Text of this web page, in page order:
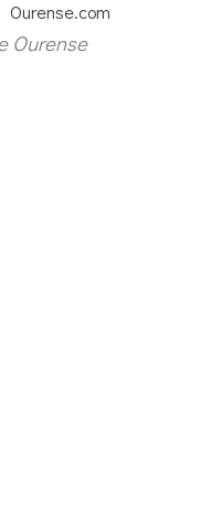
Ourense.com
Ourense